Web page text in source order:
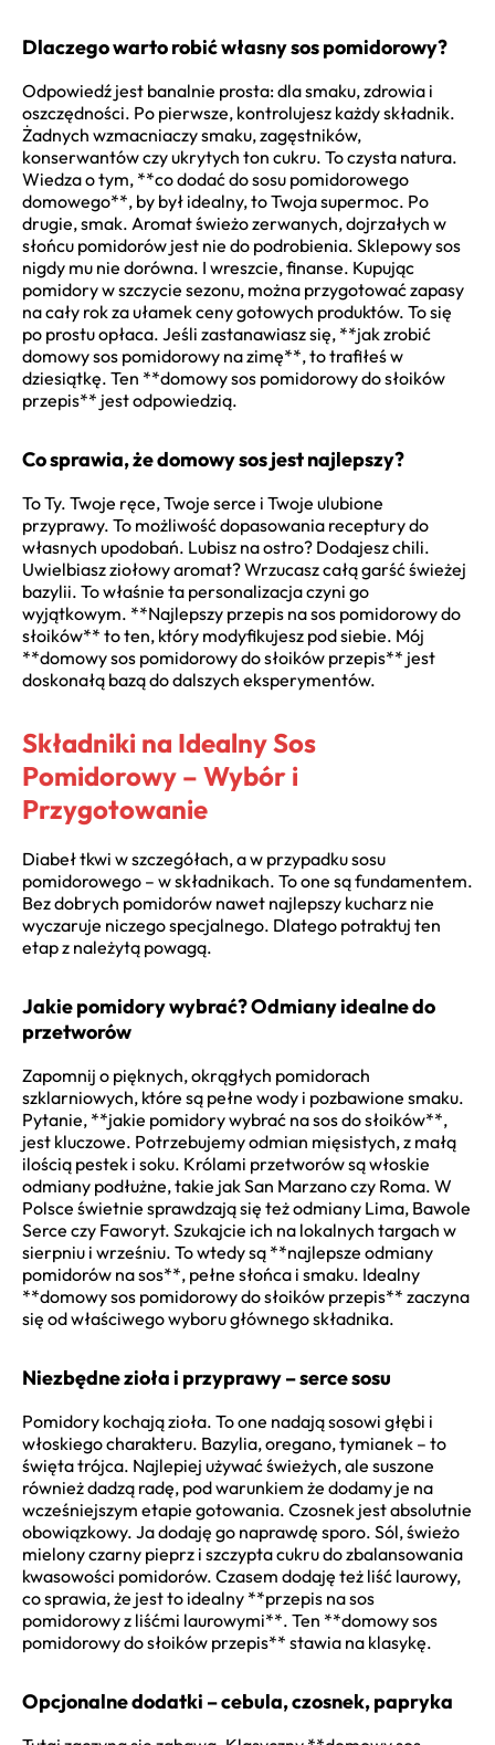
Dlaczego warto robić własny sos pomidorowy?
Odpowiedź jest banalnie prosta: dla smaku, zdrowia i
oszczędności. Po pierwsze, kontrolujesz każdy składnik.
Żadnych wzmacniaczy smaku, zagęstników,
konserwantów czy ukrytych ton cukru. To czysta natura.
Wiedza o tym, **co dodać do sosu pomidorowego
domowego**, by był idealny, to Twoja supermoc. Po
drugie, smak. Aromat świeżo zerwanych, dojrzałych w
słońcu pomidorów jest nie do podrobienia. Sklepowy sos
nigdy mu nie dorówna. I wreszcie, finanse. Kupując
pomidory w szczycie sezonu, można przygotować zapasy
na cały rok za ułamek ceny gotowych produktów. To się
po prostu opłaca. Jeśli zastanawiasz się, **jak zrobić
domowy sos pomidorowy na zimę**, to trafiłeś w
dziesiątkę. Ten **domowy sos pomidorowy do słoików
przepis** jest odpowiedzią.
Co sprawia, że domowy sos jest najlepszy?
To Ty. Twoje ręce, Twoje serce i Twoje ulubione
przyprawy. To możliwość dopasowania receptury do
własnych upodobań. Lubisz na ostro? Dodajesz chili.
Uwielbiasz ziołowy aromat? Wrzucasz całą garść świeżej
bazylii. To właśnie ta personalizacja czyni go
wyjątkowym. **Najlepszy przepis na sos pomidorowy do
słoików** to ten, który modyfikujesz pod siebie. Mój
**domowy sos pomidorowy do słoików przepis** jest
doskonałą bazą do dalszych eksperymentów.
Składniki na Idealny Sos
Pomidorowy – Wybór i
Przygotowanie
Diabeł tkwi w szczegółach, a w przypadku sosu
pomidorowego – w składnikach. To one są fundamentem.
Bez dobrych pomidorów nawet najlepszy kucharz nie
wyczaruje niczego specjalnego. Dlatego potraktuj ten
etap z należytą powagą.
Jakie pomidory wybrać? Odmiany idealne do
przetworów
Zapomnij o pięknych, okrągłych pomidorach
szklarniowych, które są pełne wody i pozbawione smaku.
Pytanie, **jakie pomidory wybrać na sos do słoików**,
jest kluczowe. Potrzebujemy odmian mięsistych, z małą
ilością pestek i soku. Królami przetworów są włoskie
odmiany podłużne, takie jak San Marzano czy Roma. W
Polsce świetnie sprawdzają się też odmiany Lima, Bawole
Serce czy Faworyt. Szukajcie ich na lokalnych targach w
sierpniu i wrześniu. To wtedy są **najlepsze odmiany
pomidorów na sos**, pełne słońca i smaku. Idealny
**domowy sos pomidorowy do słoików przepis** zaczyna
się od właściwego wyboru głównego składnika.
Niezbędne zioła i przyprawy – serce sosu
Pomidory kochają zioła. To one nadają sosowi głębi i
włoskiego charakteru. Bazylia, oregano, tymianek – to
święta trójca. Najlepiej używać świeżych, ale suszone
również dadzą radę, pod warunkiem że dodamy je na
wcześniejszym etapie gotowania. Czosnek jest absolutnie
obowiązkowy. Ja dodaję go naprawdę sporo. Sól, świeżo
mielony czarny pieprz i szczypta cukru do zbalansowania
kwasowości pomidorów. Czasem dodaję też liść laurowy,
co sprawia, że jest to idealny **przepis na sos
pomidorowy z liśćmi laurowymi**. Ten **domowy sos
pomidorowy do słoików przepis** stawia na klasykę.
Opcjonalne dodatki – cebula, czosnek, papryka